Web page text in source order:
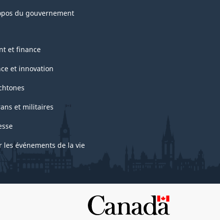
du gouvernement
et finance
et innovation
et militaires
les événements de la vie